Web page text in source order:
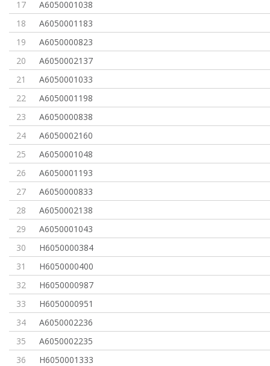
17
A6050001038
18
A6050001183
19
A6050000823
20
A6050002137
21
A6050001033
22
A6050001198
23
A6050000838
24
A6050002160
25
A6050001048
26
A6050001193
27
A6050000833
28
A6050002138
29
A6050001043
30
H6050000384
31
H6050000400
32
H6050000987
33
H6050000951
34
A6050002236
35
A6050002235
36
H6050001333